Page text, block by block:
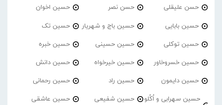
حسن علیقلی حسن نصر حسین اخوان
حسین بابایی حسین باج و شهریار حسین تک
حسین توکلی حسین حسینی حسین خبره
حسین خسروخاور حسین خیرخواه حسین دانش
حسین دایمون حسین راد حسین رحمانی
حسین سهرابی و اُکُلو حسین شفیعی حسین عاشقی